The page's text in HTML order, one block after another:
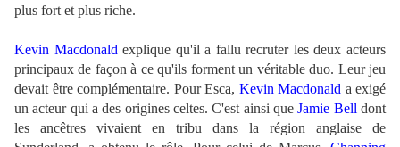
plus fort et plus riche.
Kevin Macdonald explique qu'il a fallu recruter les deux acteurs
principaux de façon à ce qu'ils forment un véritable duo. Leur jeu
devait être complémentaire. Pour Esca, Kevin Macdonald a exigé
un acteur qui a des origines celtes. C'est ainsi queJamie Bell dont
les ancêtres vivaient en tribu dans la région anglaise de